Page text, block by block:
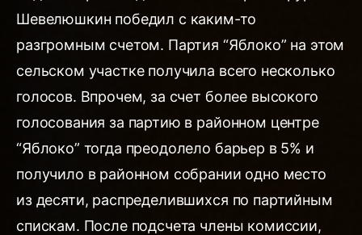
Шевелюшкин победил с каким-то
разгромным счетом. Партия “Яблоко” на этом
сельском участке получила всего несколько
голосов. Впрочем, за счет более высокого
голосования за партию в районном центре
“Яблоко” тогда преодолело барьер в 5% и
получило в районном собрании одно место
из десяти, распределившихся по партийным
спискам. После подсчета члены комиссии,